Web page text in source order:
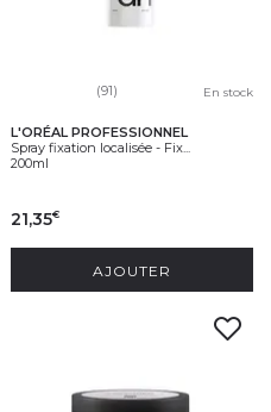
(91) En stock
L'ORÉAL PROFESSIONNEL
Spray fixation localisée - Fix...
200ml
21,35€
AJOUTER